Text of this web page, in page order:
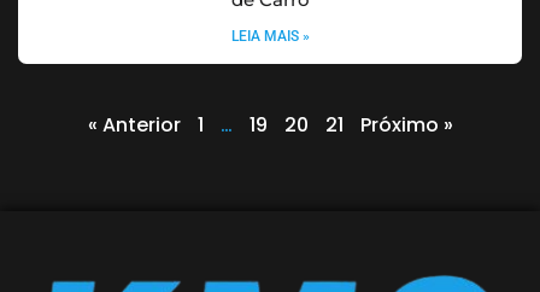
LEIA MAIS »
« Anterior 1 … 19 20 21 Próximo »